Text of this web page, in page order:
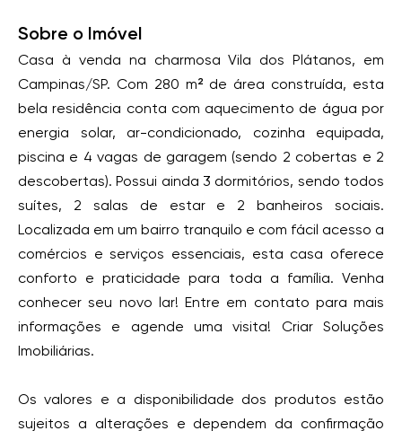
Sobre o Imóvel
Casa à venda na charmosa Vila dos Plátanos, em
Campinas/SP. Com 280 m² de área construída, esta
bela residência conta com aquecimento de água por
energia solar, ar-condicionado, cozinha equipada,
piscina e 4 vagas de garagem (sendo 2 cobertas e 2
descobertas). Possui ainda 3 dormitórios, sendo todos
suítes, 2 salas de estar e 2 banheiros sociais.
Localizada em um bairro tranquilo e com fácil acesso a
comércios e serviços essenciais, esta casa oferece
conforto e praticidade para toda a família. Venha
conhecer seu novo lar! Entre em contato para mais
informações e agende uma visita! Criar Soluções
Imobiliárias.
Os valores e a disponibilidade dos produtos estão
sujeitos a alterações e dependem da confirmação